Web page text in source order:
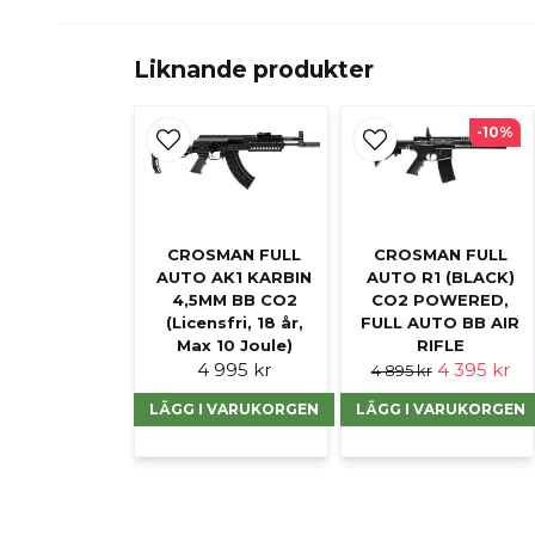
Liknande produkter
CROSMAN FULL
AUTO AK1 KARBIN
4,5MM BB CO2
(Licensfri, 18 år,
Max 10 Joule)
4 995 kr
LÄGG I VARUKORGEN
CROSMAN FULL
AUTO R1 (BLACK)
CO2 POWERED,
FULL AUTO BB AIR
RIFLE
4 895 kr 4 395 kr
LÄGG I VARUKORGEN
-10%